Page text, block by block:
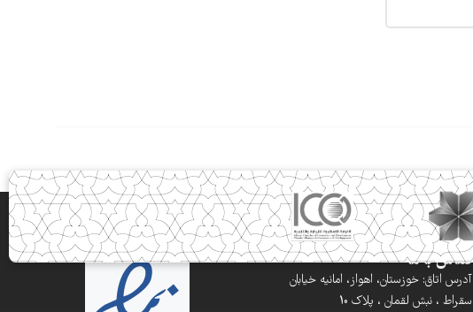
تماس با ما
آدرس اتاق: خوزستان، اهواز، امانیه خیابان
سقراط ، نبش لقمان ، پلاک 10